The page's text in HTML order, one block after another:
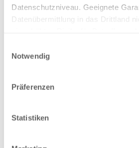
Datenschutzniveau. Geeignete
Datenübermittlung in das Drittland
zustehen. Eingesetzte Dienstleister
zusammenführen. Weitere
unsererDatenschutzerklärung
.
Einstellungen aus, erteilen Sie uns
Verarbeitung Ihrer Daten zu den
Notwendig
Präferenzen
Statistiken